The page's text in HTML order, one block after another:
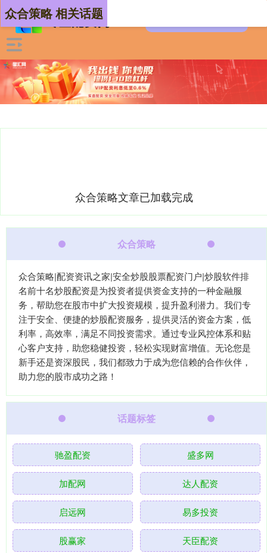
众合策略 相关话题
众合策略文章已加载完成
众合策略
众合策略|配资资讯之家|安全炒股股票配资门户|炒股软件排
名前十名炒股配资是为投资者提供资金支持的一种金融服
务，帮助您在股市中扩大投资规模，提升盈利潜力。我们专
注于安全、便捷的炒股配资服务，提供灵活的资金方案，低
利率，高效率，满足不同投资需求。通过专业风控体系和贴
心客户支持，助您稳健投资，轻松实现财富增值。无论您是
新手还是资深股民，我们都致力于成为您信赖的合作伙伴，
助力您的股市成功之路！
话题标签
驰盈配资 盛多网
加配网 达人配资
启远网 易多投资
股赢家 天臣配资